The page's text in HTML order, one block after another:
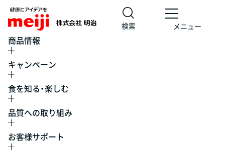
検索 メニュー
商品情報
キャンペーン
食を知る・楽しむ
品質への取り組み
お客様サポート